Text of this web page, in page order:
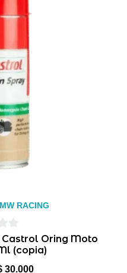
MW RACING
Castrol Oring Moto
(copia)
30.000El